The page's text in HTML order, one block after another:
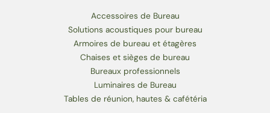
Accessoires de Bureau
Solutions acoustiques pour bureau
Armoires de bureau et étagères
Chaises et sièges de bureau
Bureaux professionnels
Luminaires de Bureau
Tables de réunion, hautes & cafétéria